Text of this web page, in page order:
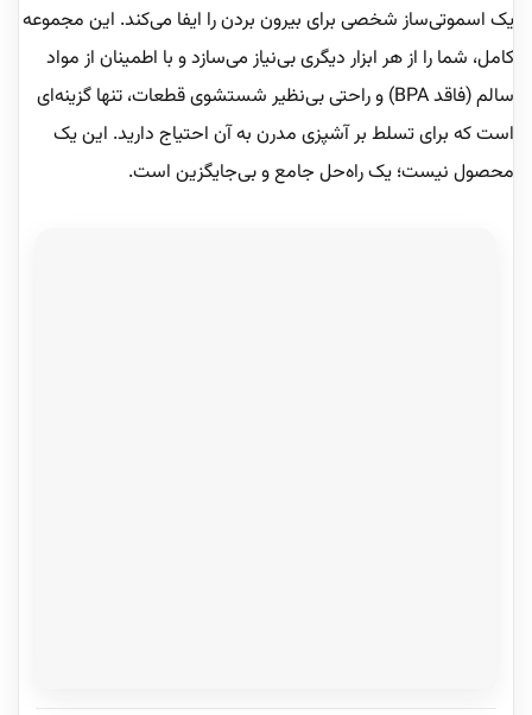
یک اسموتی‌ساز شخصی برای بیرون بردن را ایفا می‌کند. این مجموعه
کامل، شما را از هر ابزار دیگری بی‌نیاز می‌سازد و با اطمینان از مواد
سالم (فاقد BPA) و راحتی بی‌نظیر شستشوی قطعات، تنها گزینه‌ای
است که برای تسلط بر آشپزی مدرن به آن احتیاج دارید. این یک
محصول نیست؛ یک راه‌حل جامع و بی‌جایگزین است.